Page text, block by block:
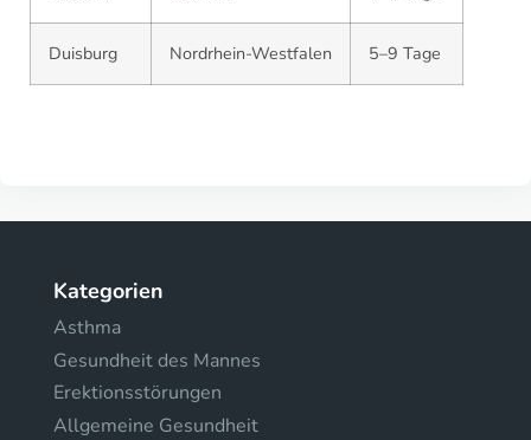
Duisburg Nordrhein-Westfalen 5–9 Tage
Kategorien
Asthma
Gesundheit des Mannes
Erektionsstörungen
Allgemeine Gesundheit